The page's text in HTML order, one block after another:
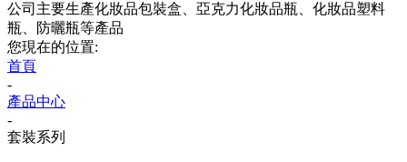
公司主要生產化妝品包裝盒、亞克力化妝品瓶、化妝品塑料
瓶、防曬瓶等產品
您現在的位置:
首頁
-
產品中心
-
套裝系列